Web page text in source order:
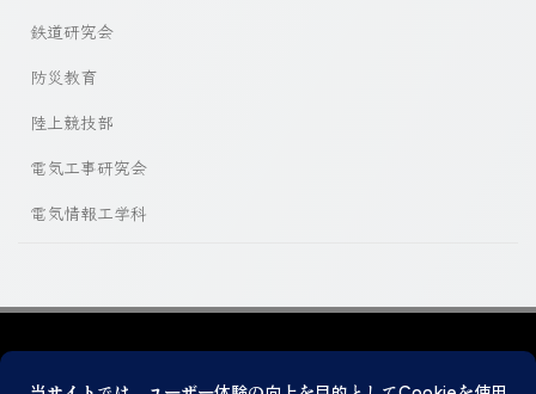
鉄道研究会
防災教育
陸上競技部
電気工事研究会
電気情報工学科